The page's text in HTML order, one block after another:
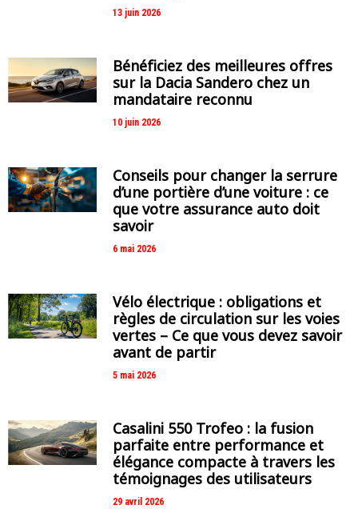
13 juin 2026
Bénéficiez des meilleures offres
sur la Dacia Sandero chez un
mandataire reconnu
10 juin 2026
Conseils pour changer la serrure
d’une portière d’une voiture : ce
que votre assurance auto doit
savoir
6 mai 2026
Vélo électrique : obligations et
règles de circulation sur les voies
vertes – Ce que vous devez savoir
avant de partir
5 mai 2026
Casalini 550 Trofeo : la fusion
parfaite entre performance et
élégance compacte à travers les
témoignages des utilisateurs
29 avril 2026